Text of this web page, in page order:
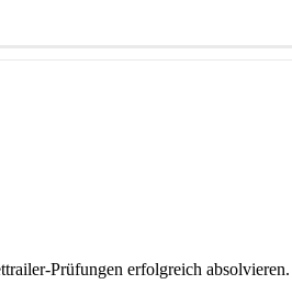
Prüfungen erfolgreich